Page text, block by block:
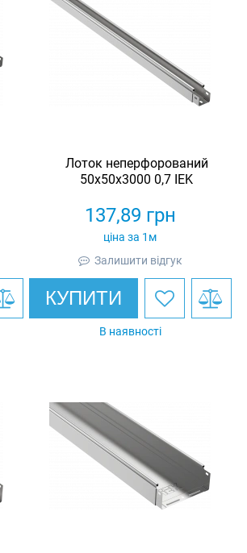
Лоток неперфорований
50х50х3000 0,7 IEK
137,89 грн
ціна за 1м
Залишити відгук
КУПИТИ
В наявності